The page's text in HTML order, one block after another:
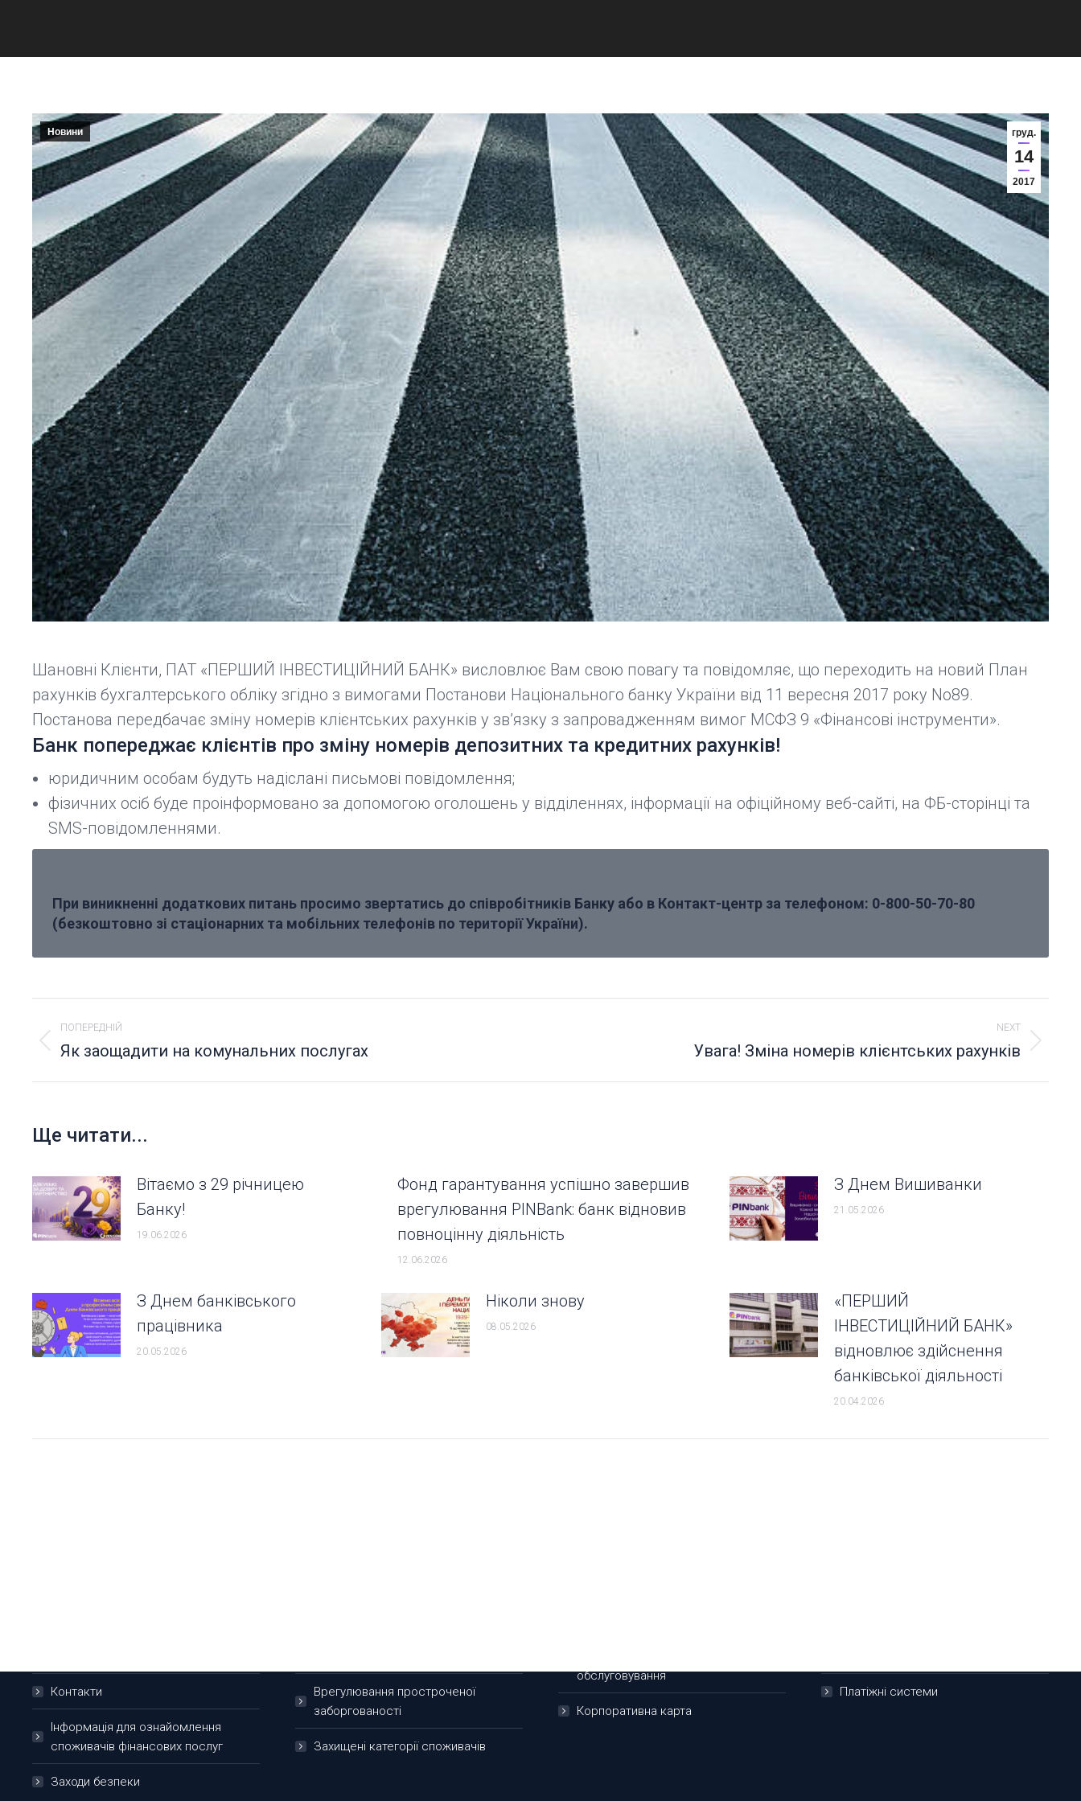
груд.
14
2017
Новини
Шановні Клієнти, ПАТ «ПЕРШИЙ ІНВЕСТИЦІЙНИЙ БАНК» висловлює Вам свою повагу та повідомляє, що переходить на новий План
рахунків бухгалтерського обліку згідно з вимогами Постанови Національного банку України від 11 вересня 2017 року No89.
Постанова передбачає зміну номерів клієнтських рахунків у зв’язку з запровадженням вимог МСФЗ 9 «Фінансові інструменти».
Банк попереджає клієнтів про зміну номерів депозитних та кредитних рахунків!
юридичним особам будуть надіслані письмові повідомлення;
фізичних осіб буде проінформовано за допомогою оголошень у відділеннях, інформації на офіційному веб-сайті, на ФБ-сторінці та
SMS-повідомленнями.
При виникненні додаткових питань просимо звертатись до співробітників Банку або в Контакт-центр за телефоном: 0-800-50-70-80
(безкоштовно зі стаціонарних та мобільних телефонів по території України).
POST
NAVIGATION
ПОПЕРЕДНІЙ
Попередній
пост:
Як заощадити на комунальних послугах
NEXT
post:
Увага! Зміна номерів клієнтських рахунків
Ще читати...
Вітаємо з 29 річницею
Банку!
19.06.2026
Фонд гарантування успішно завершив
врегулювання PINBank: банк відновив
повноцінну діяльність
12.06.2026
З Днем Вишиванки
21.05.2026
З Днем банківського
працівника
20.05.2026
Ніколи знову
08.05.2026
«ПЕРШИЙ
ІНВЕСТИЦІЙНИЙ БАНК»
відновлює здійснення
банківської діяльності
20.04.2026
Контакти
Інформація для ознайомлення
споживачів фінансових послуг
Заходи безпеки
Врегулювання простроченої
заборгованості
Захищені категорії споживачів
обслуговування
Корпоративна карта
Платіжні системи